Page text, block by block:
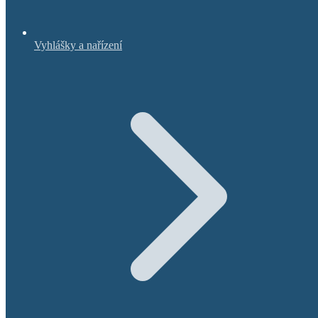
Vyhlášky a nařízení